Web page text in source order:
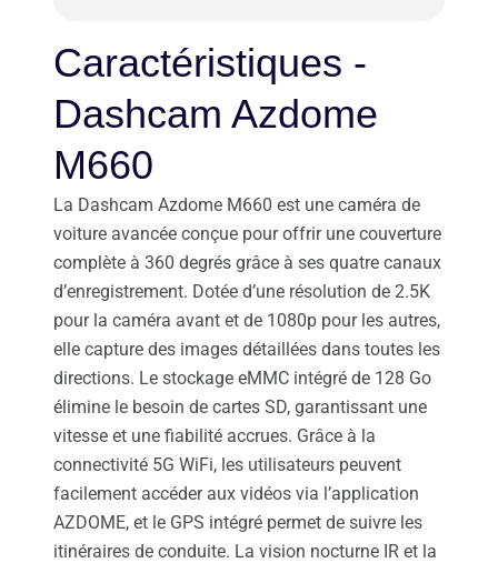
Caractéristiques -
Dashcam Azdome
M660
La Dashcam Azdome M660 est une caméra de
voiture avancée conçue pour offrir une couverture
complète à 360 degrés grâce à ses quatre canaux
d’enregistrement. Dotée d’une résolution de 2.5K
pour la caméra avant et de 1080p pour les autres,
elle capture des images détaillées dans toutes les
directions. Le stockage eMMC intégré de 128 Go
élimine le besoin de cartes SD, garantissant une
vitesse et une fiabilité accrues. Grâce à la
connectivité 5G WiFi, les utilisateurs peuvent
facilement accéder aux vidéos via l’application
AZDOME, et le GPS intégré permet de suivre les
itinéraires de conduite. La vision nocturne IR et la